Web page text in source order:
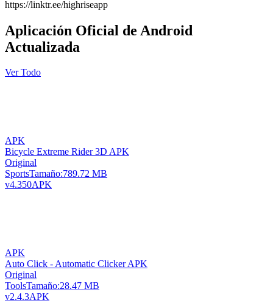
https://linktr.ee/highriseapp
Aplicación Oficial de Android
Actualizada
Ver Todo
APK
Bicycle Extreme Rider 3D APK
Original
SportsTamaño:789.72 MB
v4.350APK
APK
Auto Click - Automatic Clicker APK
Original
ToolsTamaño:28.47 MB
v2.4.3APK